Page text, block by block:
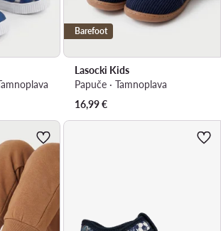
Barefoot
Lasocki Kids
Papuče · Tamnoplava
16,99€